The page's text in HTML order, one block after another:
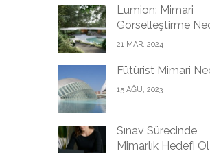
Lumion: Mimari
Görselleştirme
21 MAR, 2024
Fütürist Mimari
15 AĞU, 2023
Sınav Sürecinde
Mimarlık Hedefi